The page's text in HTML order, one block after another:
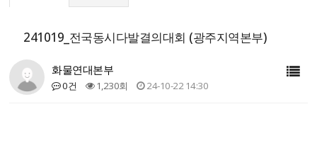
241019_전국동시다발결의대회 (광주지역본부)
화물연대본부
0건 1,230회 24-10-22 14:30